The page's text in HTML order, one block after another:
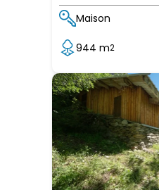
Maison
944 m2